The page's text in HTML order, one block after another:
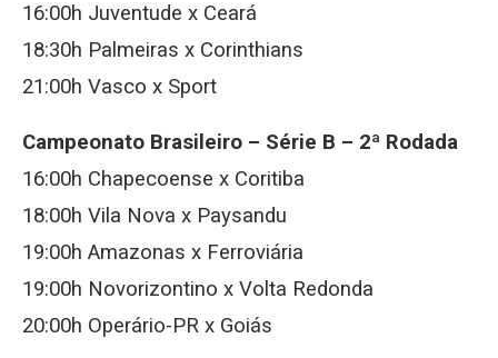
16:00h Juventude x Ceará
18:30h Palmeiras x Corinthians
21:00h Vasco x Sport
Campeonato Brasileiro – Série B – 2ª Rodada
16:00h Chapecoense x Coritiba
18:00h Vila Nova x Paysandu
19:00h Amazonas x Ferroviária
19:00h Novorizontino x Volta Redonda
20:00h Operário-PR x Goiás